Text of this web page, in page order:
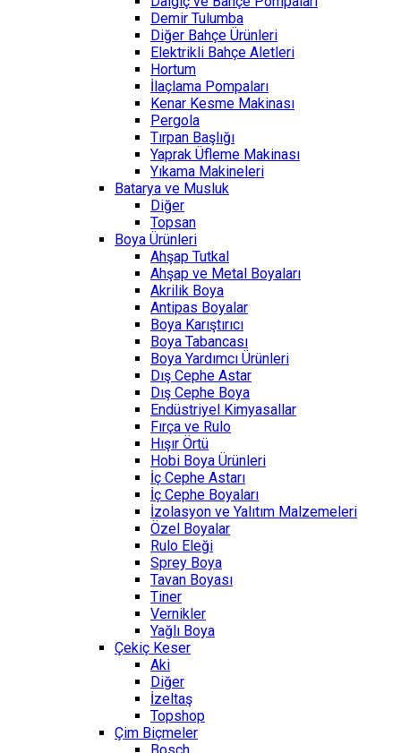
Demir Tulumba
Diğer Bahçe Ürünleri
Elektrikli Bahçe Aletleri
Hortum
İlaçlama Pompaları
Kenar Kesme Makinası
Pergola
Tırpan Başlığı
Yaprak Üfleme Makinası
Yıkama Makineleri
Batarya ve Musluk
Diğer
Topsan
Boya Ürünleri
Ahşap Tutkal
Ahşap ve Metal Boyaları
Akrilik Boya
Antipas Boyalar
Boya Karıştırıcı
Boya Tabancası
Boya Yardımcı Ürünleri
Dış Cephe Astar
Dış Cephe Boya
Endüstriyel Kimyasallar
Fırça ve Rulo
Hışır Örtü
Hobi Boya Ürünleri
İç Cephe Astarı
İç Cephe Boyaları
İzolasyon ve Yalıtım Malzemeleri
Özel Boyalar
Rulo Eleği
Sprey Boya
Tavan Boyası
Tiner
Vernikler
Yağlı Boya
Çekiç Keser
Aki
Diğer
İzeltaş
Topshop
Çim Biçmeler